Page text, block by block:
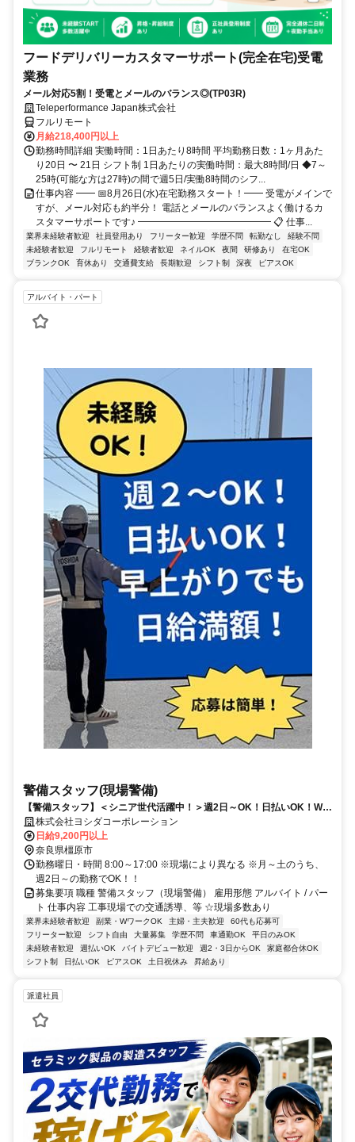
フードデリバリーカスタマーサポート(完全在宅)受電
業務
メール対応5割！受電とメールのバランス◎(TP03R)
Teleperformance Japan株式会社
フルリモート
月給218,400円以上
勤務時間詳細 実働時間：1日あたり8時間 平均勤務日数：1ヶ月あた
り20日 〜 21日 シフト制 1日あたりの実働時間：最大8時間/日 ◆7～
25時(可能な方は27時)の間で週5日/実働8時間のシフ...
仕事内容 ━━ 📅8月26日(水)在宅勤務スタート！━━ 受電がメインで
すが、メール対応も約半分！ 電話とメールのバランスよく働けるカ
スタマーサポートです♪ ━━━━━━━━━━━━━━ 📋 仕事...
業界未経験者歓迎 社員登用あり フリーター歓迎 学歴不問 転勤なし
経験不問
未経験者歓迎
フルリモート 経験者歓迎 ネイルOK 夜間 研修あり
在宅OK
ブランクOK
育休あり 交通費支給 長期歓迎 シフト制 深夜 ピアスOK
アルバイト・パート
警備スタッフ(現場警備)
【警備スタッフ】＜シニア世代活躍中！＞週2日～OK！日払いOK！Wワ
ークも歓迎です
株式会社ヨシダコーポレーション
日給9,200円以上
奈良県橿原市
勤務曜日・時間 8:00～17:00 ※現場により異なる ※月～土のうち、
週2日～の勤務でOK！！
募集要項 職種 警備スタッフ（現場警備） 雇用形態 アルバイト / パー
ト 仕事内容 工事現場での交通誘導、等 ☆現場多数あり
業界未経験者歓迎 副業・WワークOK 主婦・主夫歓迎
60代も応募可
フリーター歓迎
シフト自由 大量募集 学歴不問 車通勤OK
平日のみOK
未経験者歓迎
週払いOK バイトデビュー歓迎 週2・3日からOK
家庭都合休OK
シフト制
日払いOK ピアスOK 土日祝休み 昇給あり
派遣社員